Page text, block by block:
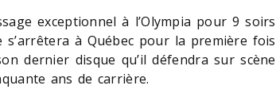
exceptionnel à l’Olympia pour 9 soirs
à Québec pour la première fois
dernier disque qu’il défendra sur scène
ans de carrière.